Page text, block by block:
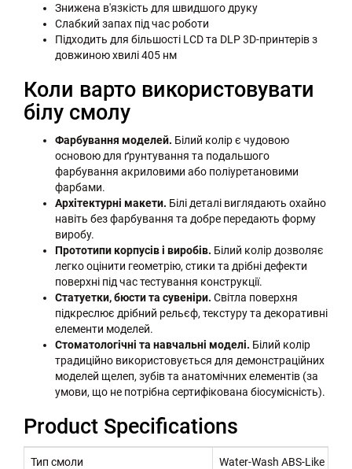
Знижена в'язкість для швидшого друку
Слабкий запах під час роботи
Підходить для більшості LCD та DLP 3D-принтерів з
довжиною хвилі 405 нм
Коли варто використовувати
білу смолу
Фарбування моделей. Білий колір є чудовою
основою для ґрунтування та подальшого
фарбування акриловими або поліуретановими
фарбами.
Архітектурні макети. Білі деталі виглядають охайно
навіть без фарбування та добре передають форму
виробу.
Прототипи корпусів і виробів. Білий колір дозволяє
легко оцінити геометрію, стики та дрібні дефекти
поверхні під час тестування конструкції.
Статуетки, бюсти та сувеніри. Світла поверхня
підкреслює дрібний рельєф, текстуру та декоративні
елементи моделей.
Стоматологічні та навчальні моделі. Білий колір
традиційно використовується для демонстраційних
моделей щелеп, зубів та анатомічних елементів (за
умови, що не потрібна сертифікована біосумісність).
Product Specifications
Тип смоли Water-Wash ABS-Like